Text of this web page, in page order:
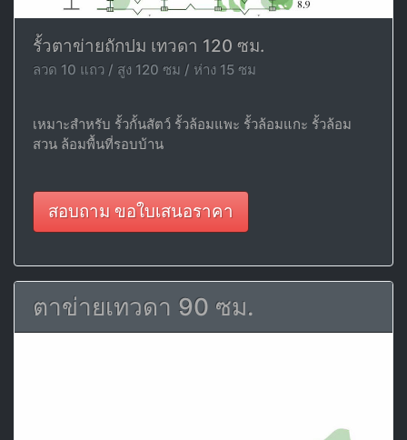
รั้วตาข่ายถักปม เทวดา 120 ซม.
ลวด 10 แถว / สูง 120 ซม / ห่าง 15 ซม
เหมาะสำหรับ รั้วกั้นสัตว์ รั้วล้อมแพะ รั้วล้อมแกะ รั้วล้อม
สวน ล้อมพื้นที่รอบบ้าน
สอบถาม ขอใบเสนอราคา
ตาข่ายเทวดา 90 ซม.